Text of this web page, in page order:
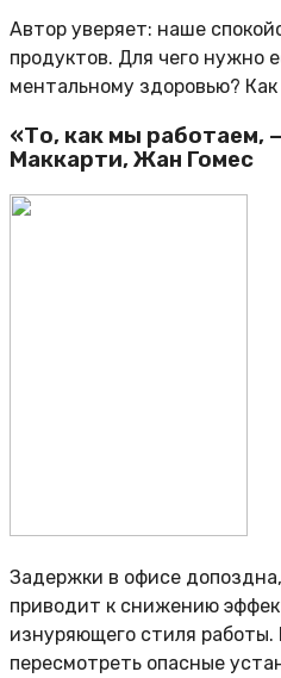
Автор уверяет: наше
продуктов. Для чего нужно
ментальному здоровью?
«То, как мы работаем,
Маккарти, Жан Гомес
Задержки в офисе
приводит к снижению
изнуряющего стиля
пересмотреть опасные